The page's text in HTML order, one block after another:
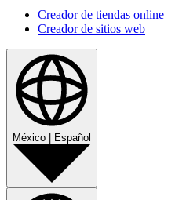
Creador de tiendas online
Creador de sitios web
México | Español